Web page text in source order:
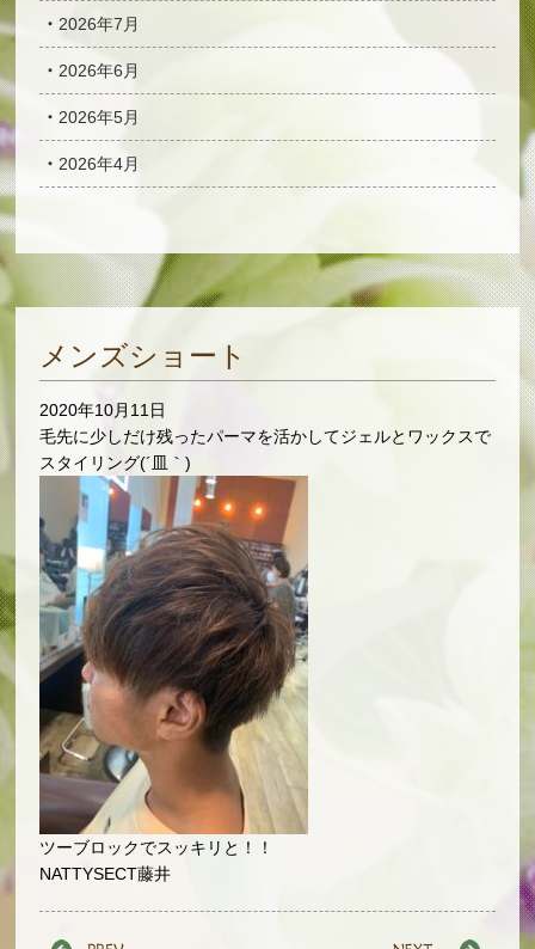
2026年7月
2026年6月
2026年5月
2026年4月
メンズショート
2020年10月11日
毛先に少しだけ残ったパーマを活かしてジェルとワックスで
スタイリング(´皿｀)
ツーブロックでスッキリと！！
NATTYSECT藤井